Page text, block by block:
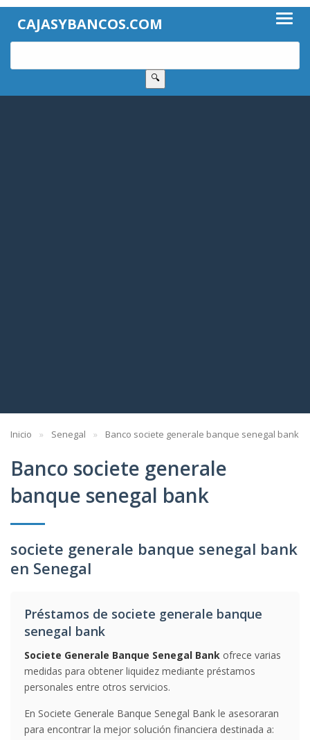
CAJASYBANCOS.COM
🔍
Inicio Senegal Banco societe generale banque senegal bank
Banco societe generale
banque senegal bank
societe generale banque senegal bank
en Senegal
Préstamos de societe generale banque
senegal bank
Societe Generale Banque Senegal Bank ofrece varias
medidas para obtener liquidez mediante préstamos
personales entre otros servicios.
En Societe Generale Banque Senegal Bank le asesoraran
para encontrar la mejor solución financiera destinada a: